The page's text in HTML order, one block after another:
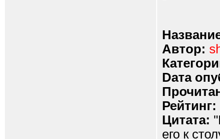
Автор:
Dата
Рейтинг:
Цитата:
его к